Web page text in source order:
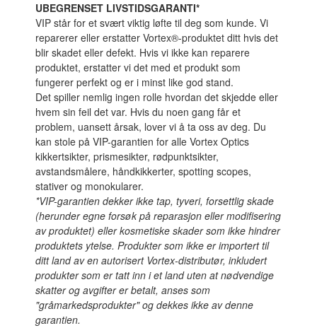
UBEGRENSET LIVSTIDSGARANTI*
VIP står for et svært viktig løfte til deg som kunde. Vi
reparerer eller erstatter Vortex®-produktet ditt hvis det
blir skadet eller defekt. Hvis vi ikke kan reparere
produktet, erstatter vi det med et produkt som
fungerer perfekt og er i minst like god stand.
Det spiller nemlig ingen rolle hvordan det skjedde eller
hvem sin feil det var. Hvis du noen gang får et
problem, uansett årsak, lover vi å ta oss av deg. Du
kan stole på VIP-garantien for alle Vortex Optics
kikkertsikter, prismesikter, rødpunktsikter,
avstandsmålere, håndkikkerter, spotting scopes,
stativer og monokularer.
*VIP-garantien dekker ikke tap, tyveri, forsettlig skade
(herunder egne forsøk på reparasjon eller modifisering
av produktet) eller kosmetiske skader som ikke hindrer
produktets ytelse. Produkter som ikke er importert til
ditt land av en autorisert Vortex-distributør, inkludert
produkter som er tatt inn i et land uten at nødvendige
skatter og avgifter er betalt, anses som
"gråmarkedsprodukter" og dekkes ikke av denne
garantien.